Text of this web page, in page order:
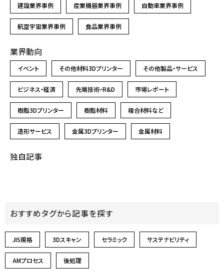
建設業界事例 産業機器業界事例 自動車業界事例
航空宇宙業界事例 食品業界事例
業界動向
イベント その他材料3Dプリンター その他製品・サービス
ビジネス・経済 先端技術・R&D 市場レポート
樹脂3Dプリンター 樹脂材料 複合材料など
造形サービス 金属3Dプリンター 金属材料
独自記事
おすすめタグから記事を探す
JIS規格 3Dスキャン セラミック サステナビリティ
AMプロセス 後処理